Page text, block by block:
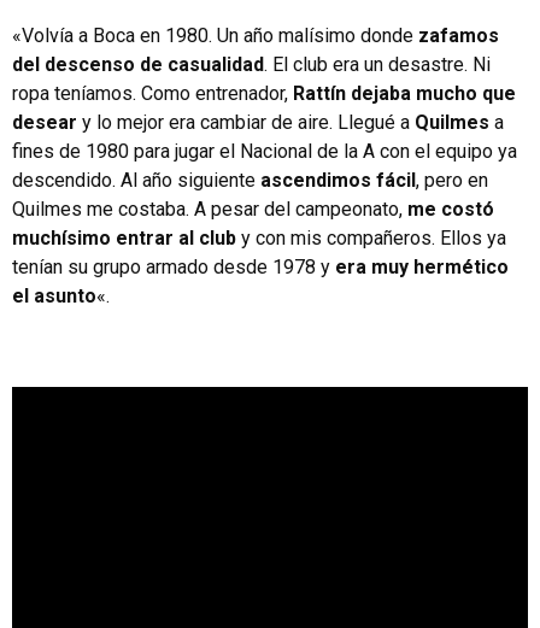
«Volvía a Boca en 1980. Un año malísimo donde zafamos
del descenso de casualidad. El club era un desastre. Ni
ropa teníamos. Como entrenador, Rattín dejaba mucho que
desear y lo mejor era cambiar de aire. Llegué a Quilmes a
fines de 1980 para jugar el Nacional de la A con el equipo ya
descendido. Al año siguiente ascendimos fácil , pero en
Quilmes me costaba. A pesar del campeonato, me costó
muchísimo entrar al club y con mis compañeros. Ellos ya
tenían su grupo armado desde 1978 y era muy hermético
el asunto«.